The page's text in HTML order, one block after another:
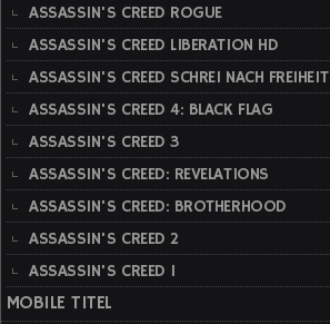
ASSASSIN'S CREED ROGUE
ASSASSIN'S CREED LIBERATION HD
ASSASSIN'S CREED SCHREI NACH FREIHEIT
ASSASSIN'S CREED 4: BLACK FLAG
ASSASSIN'S CREED 3
ASSASSIN'S CREED: REVELATIONS
ASSASSIN'S CREED: BROTHERHOOD
ASSASSIN'S CREED 2
ASSASSIN'S CREED 1
MOBILE TITEL